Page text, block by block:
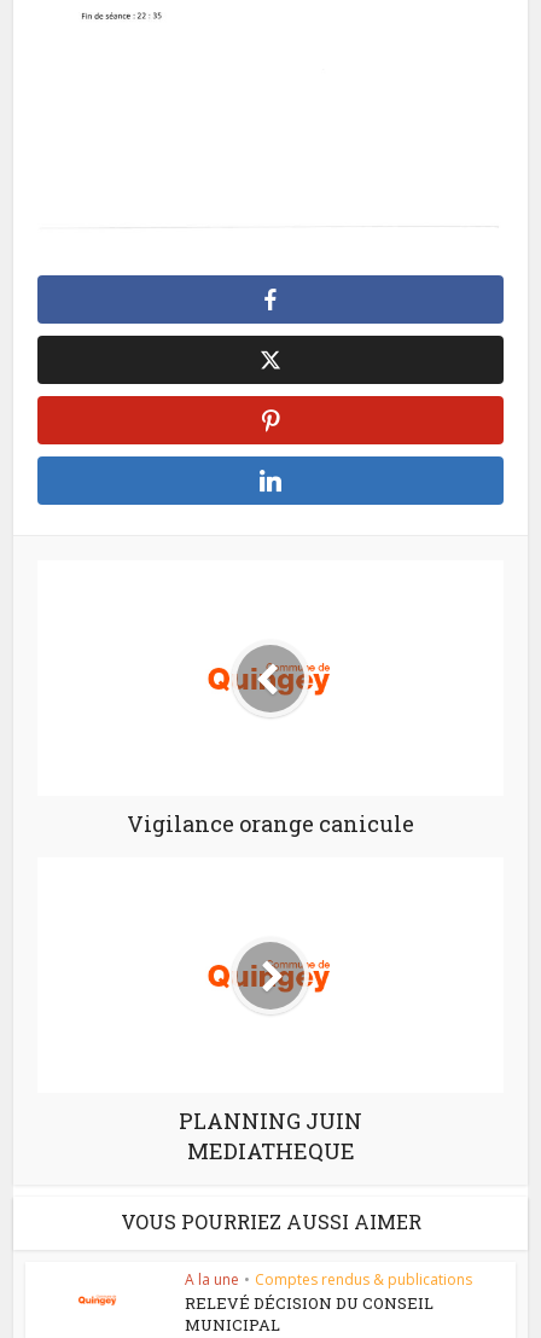
Vigilance orange canicule
PLANNING JUIN
MEDIATHEQUE
VOUS POURRIEZ AUSSI AIMER
A la une • Comptes rendus & publications
RELEVÉ DÉCISION DU CONSEIL
MUNICIPAL